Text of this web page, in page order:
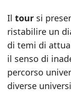
Il tour si
ristabilire un
di temi di
il senso di
percorso
diverse